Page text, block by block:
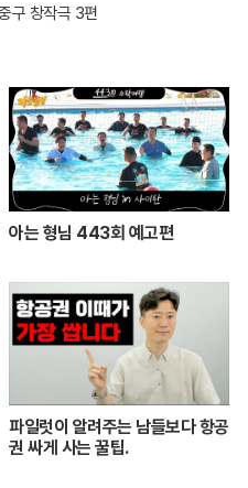
구 창작극 3편
아는 형님 443회 예고편
파일럿이 알려주는 남들보다 항공
권 싸게 사는 꿀팁.